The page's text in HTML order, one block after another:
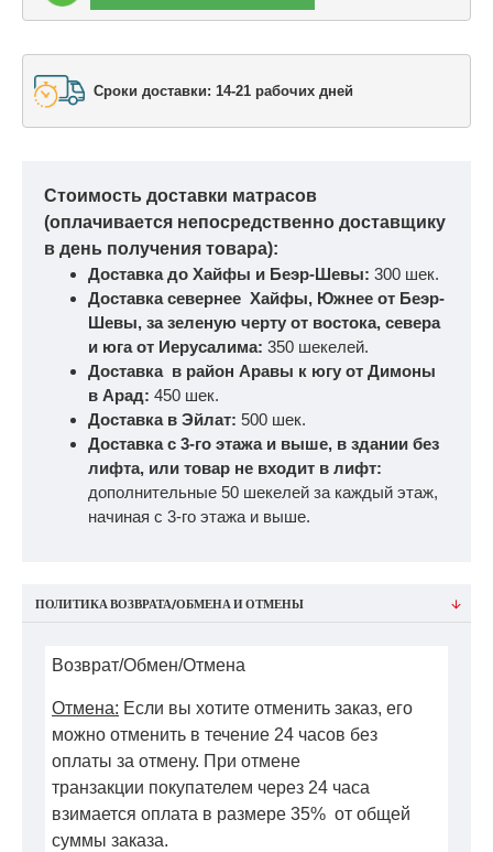
Сроки доставки: 14-21 рабочих дней
Стоимость доставки матрасов
(оплачивается непосредственно доставщику
в день получения товара):
Доставка до Хайфы и Беэр-Шевы: 300 шек.
Доставка севернее Хайфы, Южнее от Беэр-
Шевы, за зеленую черту от востока, севера
и юга от Иерусалима: 350 шекелей.
Доставка в район Аравы к югу от Димоны
в Арад: 450 шек.
Доставка в Эйлат: 500 шек.
Доставка с 3-го этажа и выше, в здании без
лифта, или товар не входит в лифт:
дополнительные 50 шекелей за каждый этаж,
начиная с 3-го этажа и выше.
ПОЛИТИКА ВОЗВРАТА/ОБМЕНА И ОТМЕНЫ
Возврат/Обмен/Отмена
Отмена: Если вы хотите отменить заказ, его
можно отменить в течение 24 часов без
оплаты за отмену. При отмене
транзакции покупателем через 24 часа
взимается оплата в размере 35% от общей
суммы заказа.